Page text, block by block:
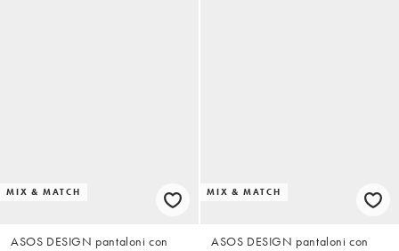
MIX & MATCH
ASOS DESIGN pantaloni con
MIX & MATCH
ASOS DESIGN pantaloni con